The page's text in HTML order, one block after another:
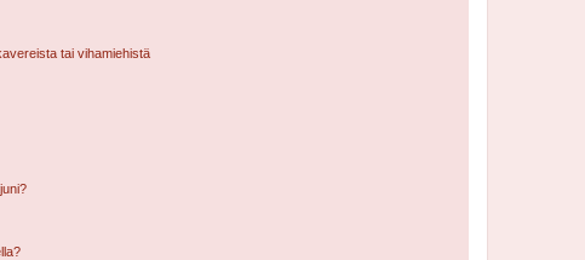
tai vihamiehistä